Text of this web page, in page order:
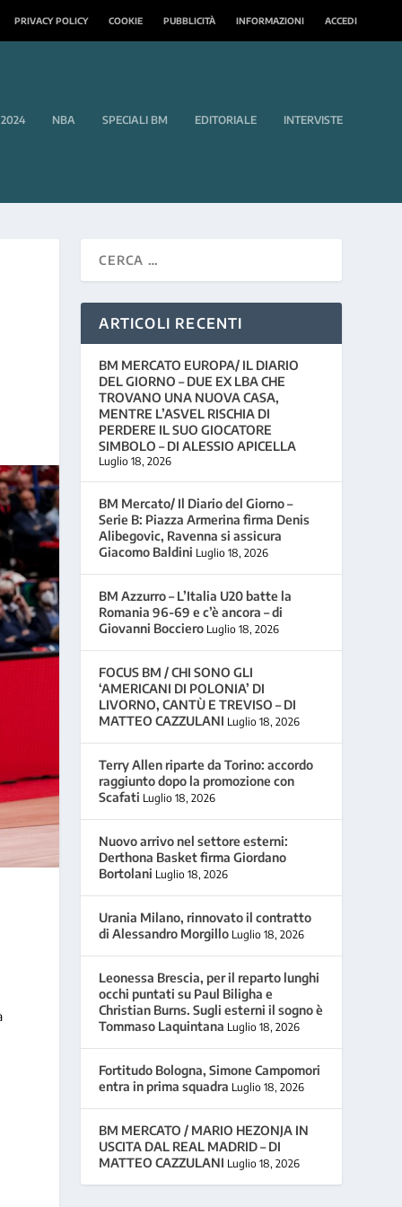
PRIVACY POLICY COOKIE PUBBLICITÀ INFORMAZIONI ACCEDI
NBA SPECIALI BM EDITORIALE INTERVISTE
ARTICOLI RECENTI
BM MERCATO EUROPA/ IL DIARIO
DEL GIORNO – DUE EX LBA CHE
TROVANO UNA NUOVA CASA,
MENTRE L’ASVEL RISCHIA DI
PERDERE IL SUO GIOCATORE
SIMBOLO – DI ALESSIO APICELLA
Luglio 18, 2026
BM Mercato/ Il Diario del Giorno –
Serie B: Piazza Armerina firma Denis
Alibegovic, Ravenna si assicura
Giacomo Baldini Luglio 18, 2026
BM Azzurro – L’Italia U20 batte la
Romania 96-69 e c’è ancora – di
Giovanni Bocciero Luglio 18, 2026
FOCUS BM / CHI SONO GLI
‘AMERICANI DI POLONIA’ DI
LIVORNO, CANTÙ E TREVISO – DI
MATTEO CAZZULANI Luglio 18, 2026
Terry Allen riparte da Torino: accordo
raggiunto dopo la promozione con
Scafati Luglio 18, 2026
Nuovo arrivo nel settore esterni:
Derthona Basket firma Giordano
Bortolani Luglio 18, 2026
Urania Milano, rinnovato il contratto
di Alessandro Morgillo Luglio 18, 2026
Leonessa Brescia, per il reparto lunghi
occhi puntati su Paul Biligha e
Christian Burns. Sugli esterni il sogno è
Tommaso Laquintana Luglio 18, 2026
Fortitudo Bologna, Simone Campomori
entra in prima squadra Luglio 18, 2026
BM MERCATO / MARIO HEZONJA IN
USCITA DAL REAL MADRID – DI
MATTEO CAZZULANI Luglio 18, 2026